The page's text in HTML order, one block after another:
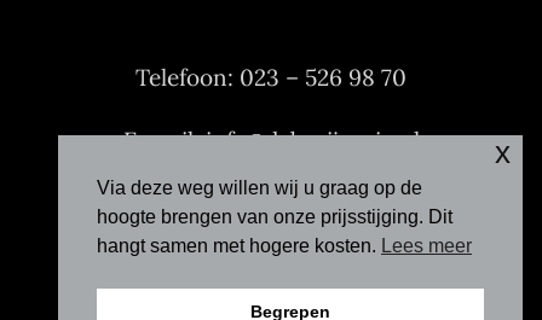
Telefoon: 023 – 526 98 70
E-mail: info@debruijnerie.nl
Facebook
Via deze weg willen wij u graag op de
hoogte brengen van onze prijsstijging. Dit
hangt samen met hogere kosten. Lees meer
Begrepen
x